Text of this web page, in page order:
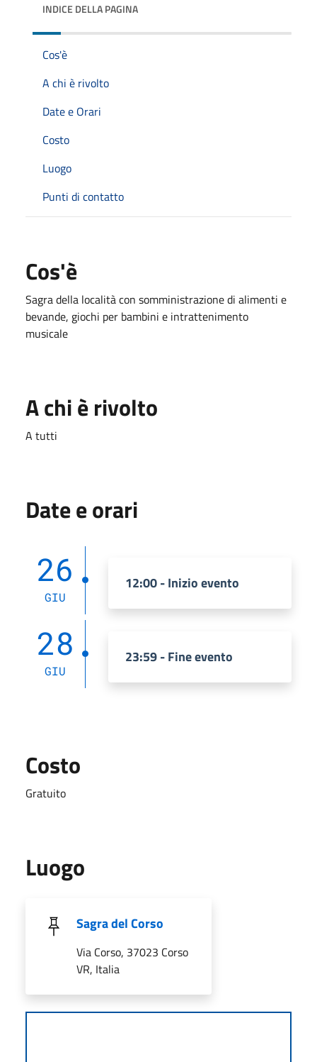
INDICE DELLA PAGINA
Cos'è
A chi è rivolto
Date e Orari
Costo
Luogo
Punti di contatto
Cos'è
Sagra della località con somministrazione di alimenti e
bevande, giochi per bambini e intrattenimento
musicale
A chi è rivolto
A tutti
Date e orari
26
GIU
12:00 - Inizio evento
28
GIU
23:59 - Fine evento
Costo
Gratuito
Luogo
Sagra del Corso
Via Corso, 37023 Corso
VR, Italia